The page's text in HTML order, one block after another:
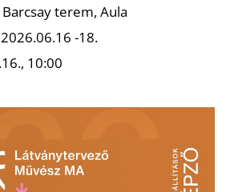
terem, Aula
-18.
10:00